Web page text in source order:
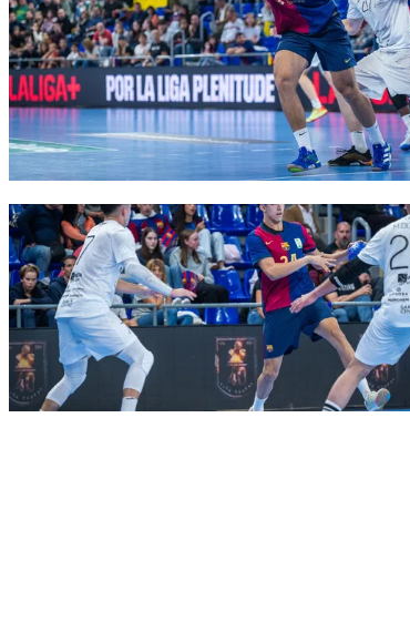
FC Barcelona club badge